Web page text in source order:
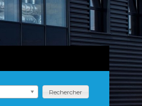
Rechercher